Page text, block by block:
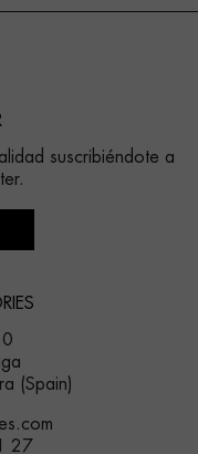
suscribiéndote a
(Spain)
27